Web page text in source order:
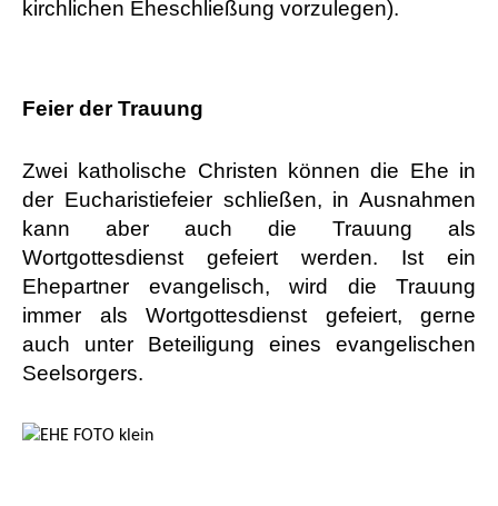
kirchlichen Eheschließung vorzulegen).
Feier der Trauung
Zwei katholische Christen können die Ehe in
der Eucharistiefeier schließen, in Ausnahmen
kann aber auch die Trauung als
Wortgottesdienst gefeiert werden. Ist ein
Ehepartner evangelisch, wird die Trauung
immer als Wortgottesdienst gefeiert, gerne
auch unter Beteiligung eines evangelischen
Seelsorgers.